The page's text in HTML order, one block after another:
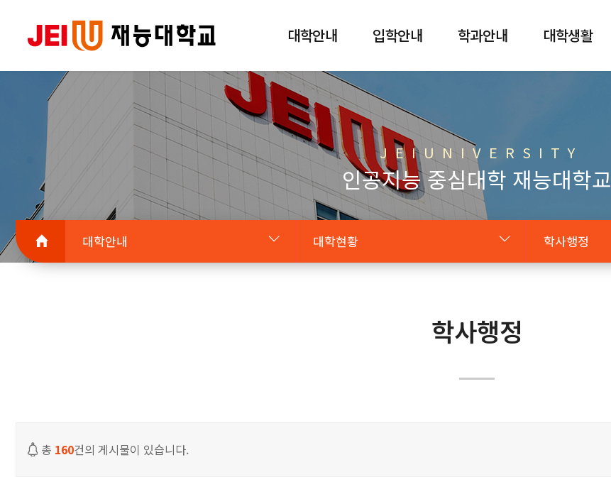
대학안내 입학안내 학과안내 대학생활
J E I U N I V E R S I T Y
인공지능 중심대학 재능대학교
대학안내 대학현황 학사행정
학사행정
총 160건의 게시물이 있습니다.